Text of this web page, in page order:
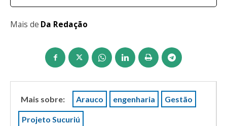
Mais de Da Redação
Mais sobre: Arauco engenharia Gestão
Projeto Sucuriú